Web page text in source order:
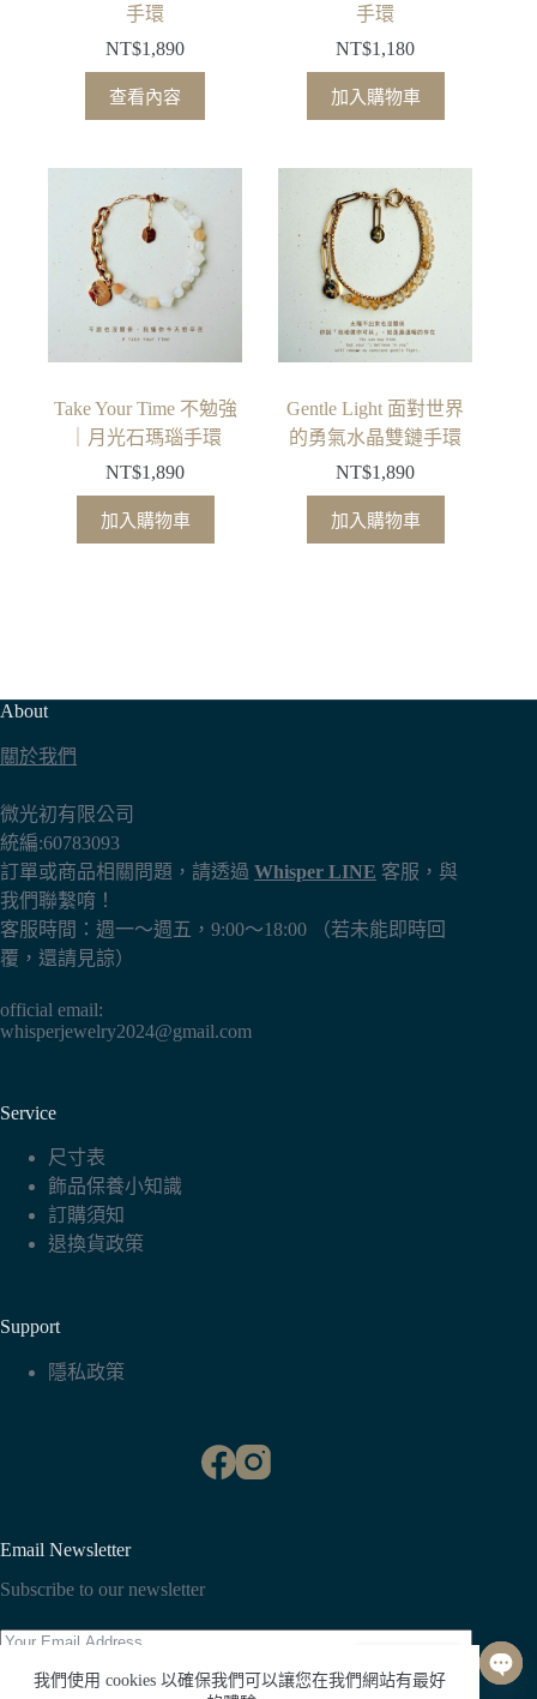
我們使用 cookies 以確保我們可以讓您在我們網站有最好
手環
NT$1,890
查看內容
手環
NT$1,180
加入購物車
Take Your Time 不勉強
｜月光石瑪瑙手環
NT$1,890
加入購物車
Gentle Light 面對世界
的勇氣水晶雙鏈手環
NT$1,890
加入購物車
About
關於我們
微光初有限公司
統編:60783093
訂單或商品相關問題，請透過 Whisper LINE 客服，與
我們聯繫唷！
客服時間：週一～週五，9:00～18:00 （若未能即時回
覆，還請見諒）
official email:
whisperjewelry2024@gmail.com
Service
尺寸表
飾品保養小知識
訂購須知
退換貨政策
Support
隱私政策
Email Newsletter
Subscribe to our newsletter